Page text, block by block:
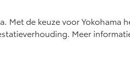
Met de keuze voor Yokohama
Meer